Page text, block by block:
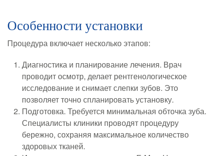
Особенности установки
Процедура включает несколько этапов:
Диагностика и планирование лечения. Врач
проводит осмотр, делает рентгенологическое
исследование и снимает слепки зубов. Это
позволяет точно спланировать установку.
Подготовка. Требуется минимальная обточка зуба.
Специалисты клиники проводят процедуру
бережно, сохраняя максимальное количество
здоровых тканей.